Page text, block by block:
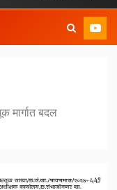
मार्गात बदल